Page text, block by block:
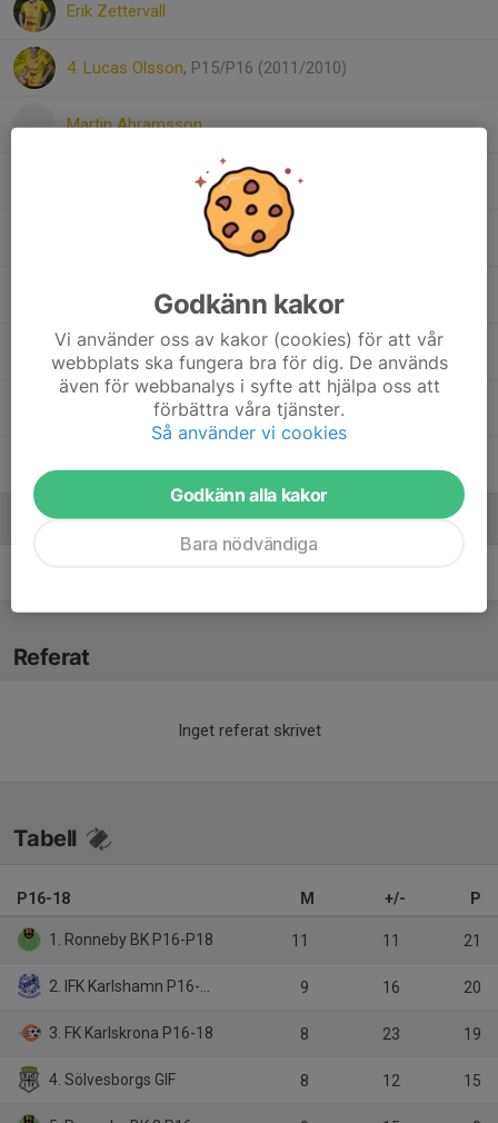
Erik Zettervall
4. Lucas Olsson, P15/P16 (2011/2010)
Martin Abramsson
7. Milo Johansson, P15/P16 (2011/2010)
Oliwer Åstrand
Qazim Spahija
11. Sakarias Högelius, P15/P16 (2011/2010)
Suhaib Mustafe
Ledare
Referat
Inget referat skrivet
Tabell
P16-18 M +/- P
1. Ronneby BK P16-P18 11 11 21
2. IFK Karlshamn P16-18 9 16 20
3. FK Karlskrona P16-18 8 23 19
4. Sölvesborgs GIF 8 12 15
Godkänn kakor
Vi använder oss av kakor (cookies) för att vår
webbplats ska fungera bra för dig. De används
även för webbanalys i syfte att hjälpa oss att
förbättra våra tjänster.
Så använder vi cookies
Godkänn alla kakor
Bara nödvändiga